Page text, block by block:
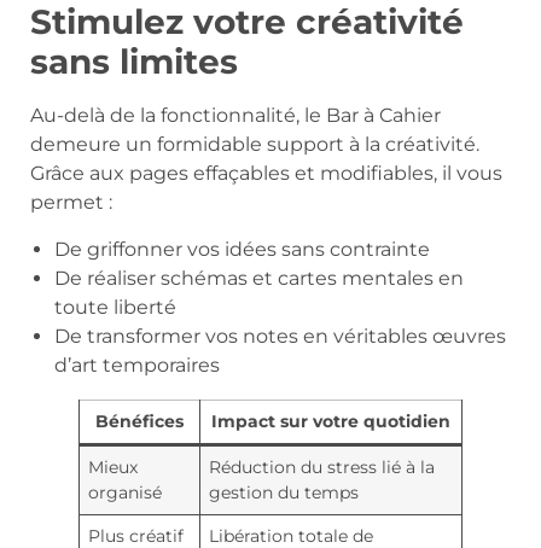
Stimulez votre créativité
sans limites
Au-delà de la fonctionnalité, le Bar à Cahier
demeure un formidable support à la créativité.
Grâce aux pages effaçables et modifiables, il vous
permet :
De griffonner vos idées sans contrainte
De réaliser schémas et cartes mentales en
toute liberté
De transformer vos notes en véritables œuvres
d’art temporaires
Bénéfices Impact sur votre quotidien
Mieux
organisé
Réduction du stress lié à la
gestion du temps
Plus créatif
Libération totale de